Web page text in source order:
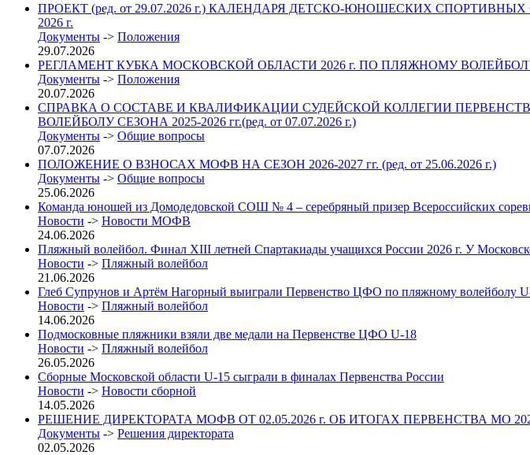
ПРОЕКТ (ред. от 29.07.2026 г.) КАЛЕНДАРЯ ДЕТСКО-ЮНОШЕСКИХ
2026 г.
Документы -> Положения
29.07.2026
РЕГЛАМЕНТ КУБКА МОСКОВСКОЙ ОБЛАСТИ 2026 г. ПО ПЛЯЖНОМУ
Документы -> Положения
20.07.2026
СПРАВКА О СОСТАВЕ И КВАЛИФИКАЦИИ СУДЕЙСКОЙ КОЛЛЕГИИ
ВОЛЕЙБОЛУ СЕЗОНА 2025-2026 гг.(ред. от 07.07.2026 г.)
Документы -> Общие вопросы
07.07.2026
ПОЛОЖЕНИЕ О ВЗНОСАХ МОФВ НА СЕЗОН 2026-2027 гг. (ред. от 25.06.2026 г.)
Документы -> Общие вопросы
25.06.2026
Команда юношей из Домодедовской СОШ № 4 – серебряный призер Всероссийских
Новости -> Новости МОФВ
24.06.2026
Пляжный волейбол. Финал XIII летней Спартакиады учащихся России 2026 г. У
Новости -> Пляжный волейбол
21.06.2026
Глеб Супрунов и Артём Нагорный выиграли Первенство ЦФО по пляжному волейболу
Новости -> Пляжный волейбол
14.06.2026
Подмосковные пляжники взяли две медали на Первенстве ЦФО U-18
Новости -> Пляжный волейбол
26.05.2026
Сборные Московской области U-15 сыграли в финалах Первенства России
Новости -> Новости сборной
14.05.2026
РЕШЕНИЕ ДИРЕКТОРАТА МОФВ ОТ 02.05.2026 г. ОБ ИТОГАХ ПЕРВЕНСТВА МО
Документы -> Решения директората
02.05.2026